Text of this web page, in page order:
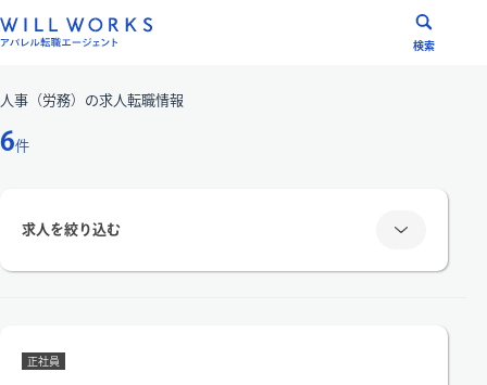
ン
ン
へ
プ
検索
人事（労務） の求人転職情報
6件
求人を絞り込む
正社員